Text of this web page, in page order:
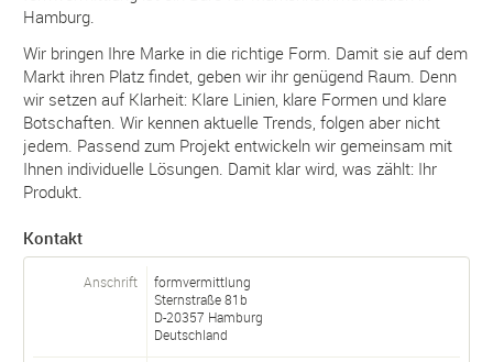
Hamburg.
Wir bringen Ihre Marke in die richtige Form. Damit sie auf dem
Markt ihren Platz findet, geben wir ihr genügend Raum. Denn
wir setzen auf Klarheit: Klare Linien, klare Formen und klare
Botschaften. Wir kennen aktuelle Trends, folgen aber nicht
jedem. Passend zum Projekt entwickeln wir gemeinsam mit
Ihnen individuelle Lösungen. Damit klar wird, was zählt: Ihr
Produkt.
Kontakt
Anschrift
formvermittlung
Sternstraße 81b
D-20357 Hamburg
Deutschland